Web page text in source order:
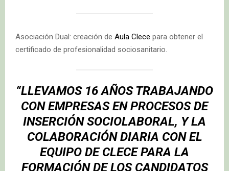
Asociación Dual: creación de Aula Clece para obtener el
certificado de profesionalidad sociosanitario.
“LLEVAMOS 16 AÑOS TRABAJANDO
CON EMPRESAS EN PROCESOS DE
INSERCIÓN SOCIOLABORAL, Y LA
COLABORACIÓN DIARIA CON EL
EQUIPO DE CLECE PARA LA
FORMACIÓN DE LOS CANDIDATOS